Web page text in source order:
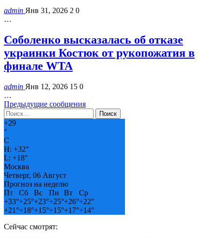
admin Янв 31, 2026 2 0
…
Соболенко высказалась об отказе
украинки Костюк от рукопожатия в
финале WTA
admin Янв 12, 2026 15 0
…
Предыдущие сообщения
+29
°
C
H: +32°
L: +18°
Москва
Четверг, 06 Август
Прогноз на неделю
Пт
Сб Вс Пн Вт
Ср
+33°+25°+23°+25°+26°+22°
+21°+18°+15°+15°+17°+14°
Сейчас смотрят: